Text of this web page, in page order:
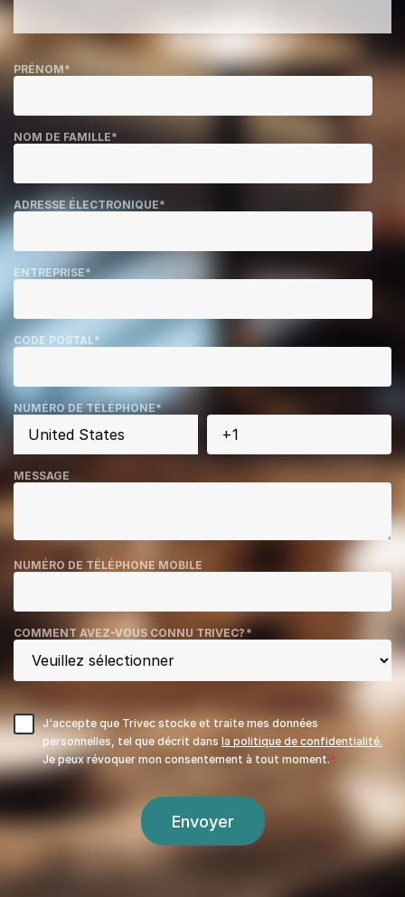
PRÉNOM*
NOM DE FAMILLE*
ADRESSE ÉLECTRONIQUE*
ENTREPRISE*
CODE POSTAL*
NUMÉRO DE TÉLÉPHONE*
MESSAGE
NUMÉRO DE TÉLÉPHONE MOBILE
COMMENT AVEZ-VOUS CONNU TRIVEC? *
J'accepte que Trivec stocke et traite mes données
personnelles, tel que décrit dans la politique de confidentialité.
Je peux révoquer mon consentement à tout moment.